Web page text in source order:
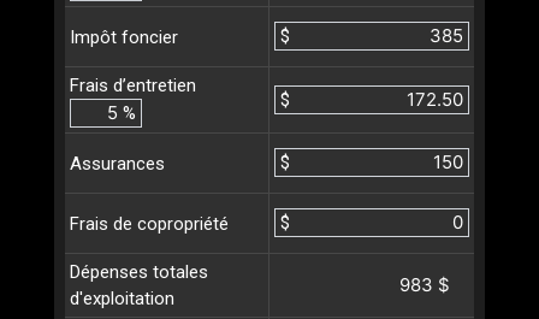
Impôt foncier $
Frais d’entretien
%
$
Assurances $
Frais de copropriété $
Dépenses totales
d'exploitation
983 $